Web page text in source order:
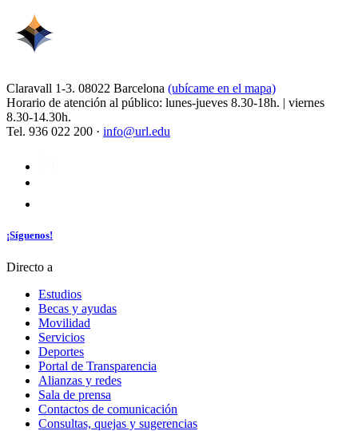
Claravall 1-3. 08022 Barcelona (ubícame en el mapa)
Horario de atención al público: lunes-jueves 8.30-18h. | viernes
8.30-14.30h.
Tel. 936 022 200 · info@url.edu
¡Síguenos!
Directo a
Estudios
Becas y ayudas
Movilidad
Servicios
Deportes
Portal de Transparencia
Alianzas y redes
Sala de prensa
Contactos de comunicación
Consultas, quejas y sugerencias